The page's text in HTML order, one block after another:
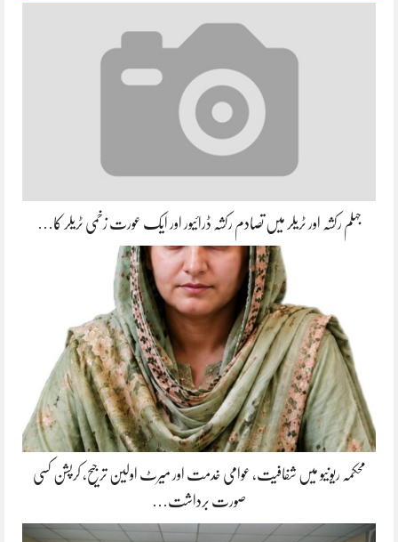
جہلم رکشہ اور ٹریلر میں تصادم رکشہ ڈرائیور اور ایک عورت زخمی ٹریلر کا…
محکمہ ریونیو میں شفافیت، عوامی خدمت اور میرٹ اولین ترجیح، کرپشن کسی
صورت برداشت…